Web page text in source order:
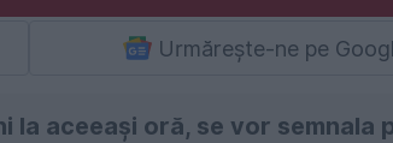
Urmărește-ne pe
la aceeași oră, se vor semnala